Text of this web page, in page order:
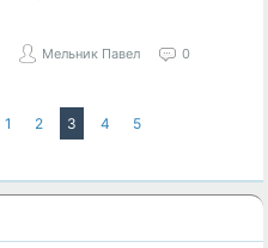
Мельник Павел 0
1 2 3 4
5